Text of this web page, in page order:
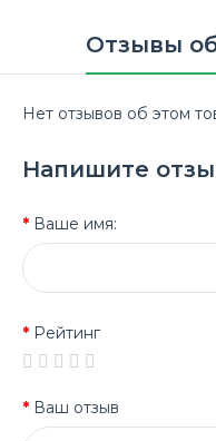
Отзывы
Нет отзывов об этом
Напишите
Ваше имя:
Рейтинг
Ваш отзыв